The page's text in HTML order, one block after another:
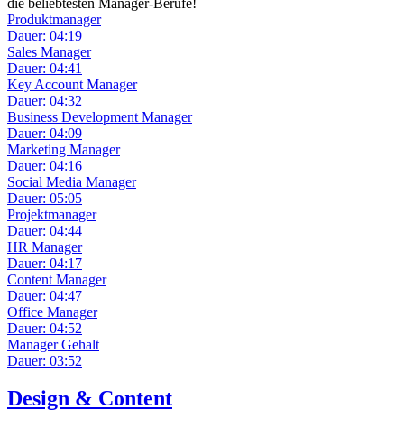
Produktmanager
Dauer: 04:19
Sales Manager
Dauer: 04:41
Key Account Manager
Dauer: 04:32
Business Development Manager
Dauer: 04:09
Marketing Manager
Dauer: 04:16
Social Media Manager
Dauer: 05:05
Projektmanager
Dauer: 04:44
HR Manager
Dauer: 04:17
Content Manager
Dauer: 04:47
Office Manager
Dauer: 04:52
Manager Gehalt
Dauer: 03:52
Design & Content